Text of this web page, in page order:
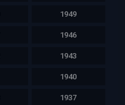
1949
1946
1943
1940
1937